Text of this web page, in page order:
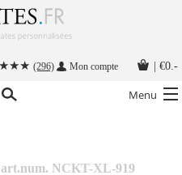
(296) Mon compte €0.-
Menu
art.num. NCKT-XL-919